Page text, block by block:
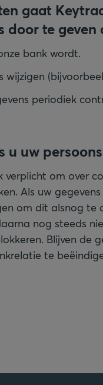
gaat
door te geven
bank wordt.
wijzigen
periodiek
u uw
verplicht om over
Als uw
om dit alsnog
nog steeds
Blijven de
te